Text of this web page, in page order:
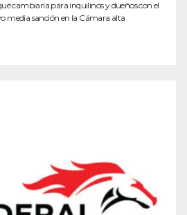
cambiaría para inquilinos y dueños con el
media sanción en la Cámara alta